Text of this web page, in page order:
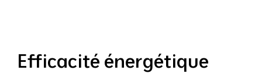
Efficacité énergétique